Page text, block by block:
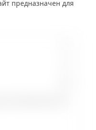
предназначен для